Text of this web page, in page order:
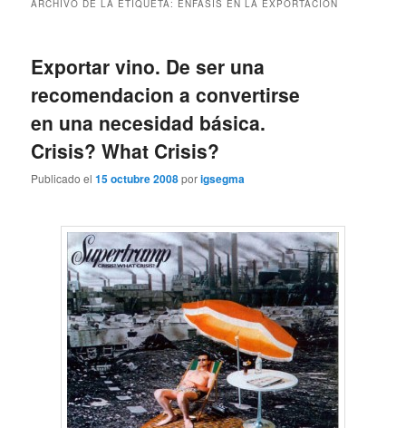
ARCHIVO DE LA ETIQUETA: ENFASIS EN LA EXPORTACIÓN
Exportar vino. De ser una
recomendacion a convertirse
en una necesidad básica.
Crisis? What Crisis?
Publicado el15 octubre 2008porigsegma